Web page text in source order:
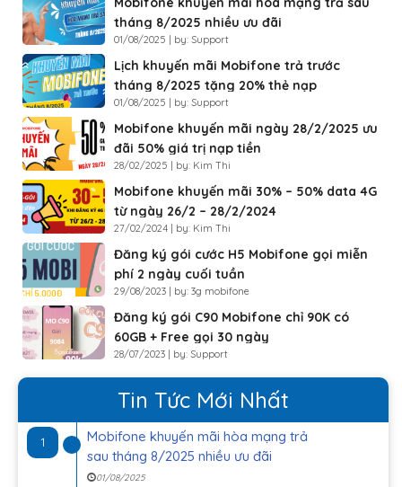
tháng 8/2025 nhiều ưu đãi
01/08/2025 | by: Support
Lịch khuyến mãi Mobifone trả trước
tháng 8/2025 tặng 20% thẻ nạp
01/08/2025 | by: Support
Mobifone khuyến mãi ngày 28/2/2025 ưu
đãi 50% giá trị nạp tiền
28/02/2025 | by: Kim Thi
Mobifone khuyến mãi 30% – 50% data 4G
từ ngày 26/2 – 28/2/2024
27/02/2024 | by: Kim Thi
Đăng ký gói cước H5 Mobifone gọi miễn
phí 2 ngày cuối tuần
29/08/2023 | by: 3g mobifone
Đăng ký gói C90 Mobifone chỉ 90K có
60GB + Free gọi 30 ngày
28/07/2023 | by: Support
Tin Tức Mới Nhất
1
Mobifone khuyến mãi hòa mạng trả
sau tháng 8/2025 nhiều ưu đãi
01/08/2025